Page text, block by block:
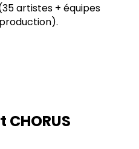
artistes + équipes